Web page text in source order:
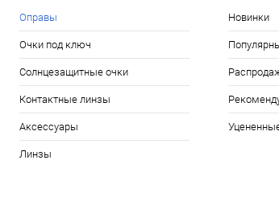
Оправы
Очки под ключ
Солнцезащитные очки
Контактные линзы
Аксессуары
Линзы
Новинки